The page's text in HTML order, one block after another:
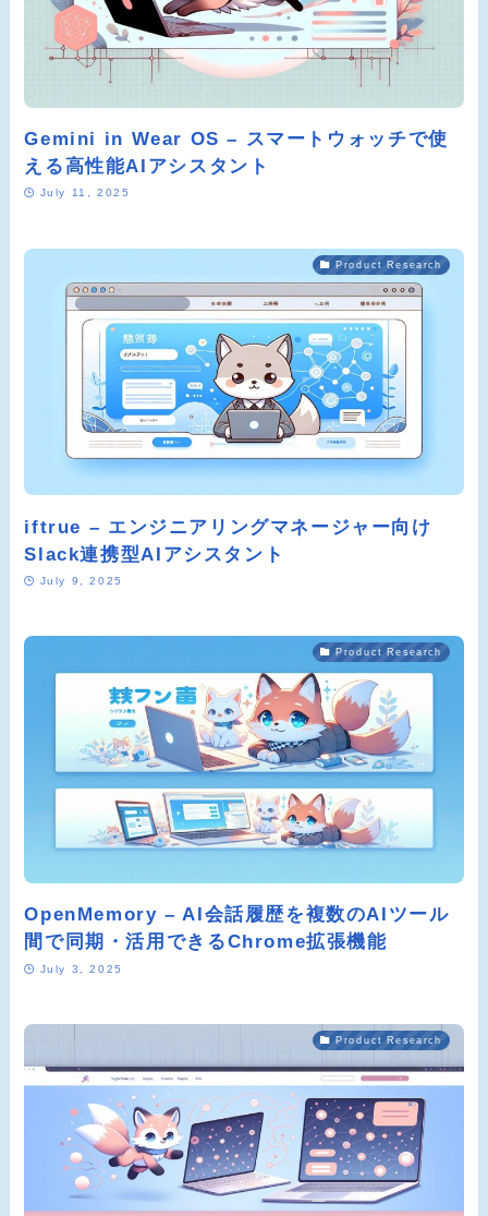
Gemini in Wear OS – スマートウォッチで使
える高性能AIアシスタント
July 11, 2025
Product Research
iftrue – エンジニアリングマネージャー向け
Slack連携型AIアシスタント
July 9, 2025
Product Research
OpenMemory – AI会話履歴を複数のAIツール
間で同期・活用できるChrome拡張機能
July 3, 2025
Product Research